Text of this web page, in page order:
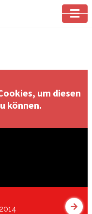
um diesen
können.